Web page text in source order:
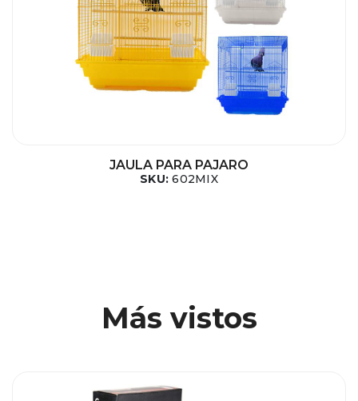
JAULA PARA PAJARO
SKU:602MIX
Más vistos